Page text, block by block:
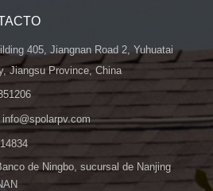
405, Jiangnan Road 2, Yuhuatai
Jiangsu Province, China
de Ningbo, sucursal de Nanjing